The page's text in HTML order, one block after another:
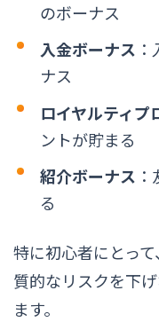
のボーナス
入金ボーナス
ナス
ロイヤルティプ
ントが貯まる
紹介ボーナス
る
特に初心者にとっ
質的なリスクを下
ます。